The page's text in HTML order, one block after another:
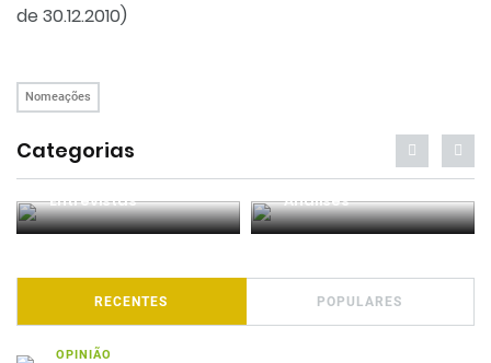
de 30.12.2010)
Nomeações
Categorias
Entrevistas Análises
RECENTES POPULARES
OPINIÃO